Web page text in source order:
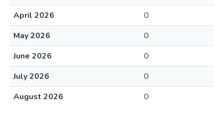
April 2026
0
May 2026
0
June 2026
0
July 2026
0
August 2026
0